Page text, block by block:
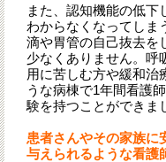
また、認知機能の低
わからなくなってしま
滴や胃管の自己抜去を
少なくありません。呼
用に苦しむ方や緩和治
うな病棟で1年間看護
験を持つことができま
患者さんやその家族に
与えられるような看護